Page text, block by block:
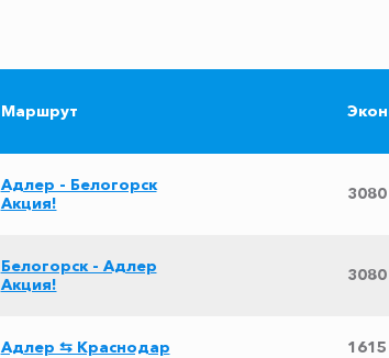
Маршрут
Адлер - Белогорск
Акция!
3080
Белогорск - Адлер
Акция!
3080
Адлер ⇆ Краснодар 1615